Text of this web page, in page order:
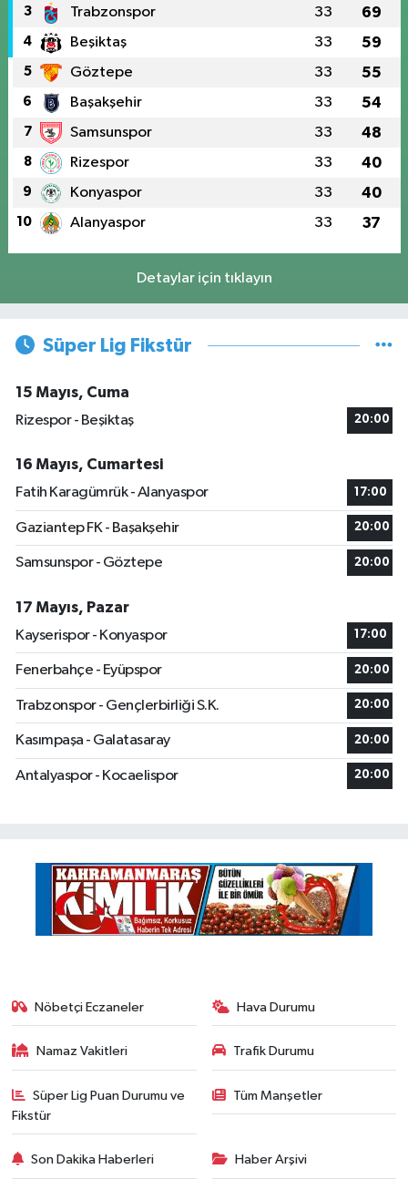
3 Trabzonspor 33 69
4 Beşiktaş 33 59
5 Göztepe 33 55
6 Başakşehir 33 54
7 Samsunspor 33 48
8 Rizespor 33 40
9 Konyaspor 33 40
10 Alanyaspor 33 37
Detaylar için tıklayın
Süper Lig Fikstür
15 Mayıs, Cuma
Rizespor - Beşiktaş
20:00
16 Mayıs, Cumartesi
Fatih Karagümrük - Alanyaspor
17:00
Gaziantep FK - Başakşehir 20:00
Samsunspor - Göztepe 20:00
17 Mayıs, Pazar
Kayserispor - Konyaspor
17:00
Fenerbahçe - Eyüpspor 20:00
Trabzonspor - Gençlerbirliği S.K. 20:00
Kasımpaşa - Galatasaray 20:00
Antalyaspor - Kocaelispor 20:00
Nöbetçi Eczaneler Hava Durumu
Namaz Vakitleri Trafik Durumu
Süper Lig Puan Durumu ve
Fikstür
Tüm Manşetler
Son Dakika Haberleri Haber Arşivi